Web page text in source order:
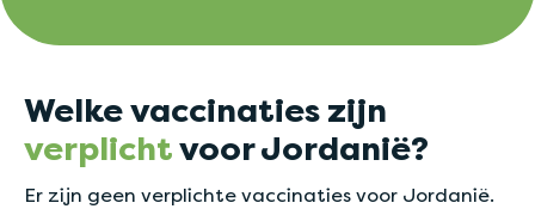
Welke vaccinaties zijn
verplichtvoor Jordanië?
Er zijn geen verplichte vaccinaties voor Jordanië.